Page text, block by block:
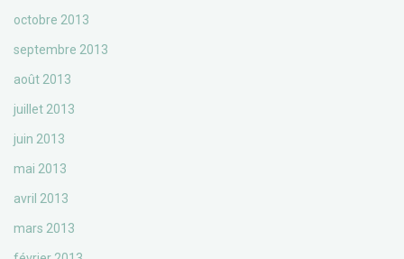
octobre 2013
septembre 2013
août 2013
juillet 2013
juin 2013
mai 2013
avril 2013
mars 2013